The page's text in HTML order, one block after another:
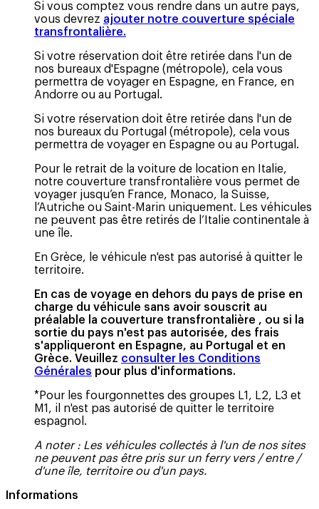
Si vous comptez vous rendre dans un autre pays,
vous devrez ajouter notre couverture spéciale
transfrontalière.
Si votre réservation doit être retirée dans l'un de
nos bureaux d'Espagne (métropole), cela vous
permettra de voyager en Espagne, en France, en
Andorre ou au Portugal.
Si votre réservation doit être retirée dans l'un de
nos bureaux du Portugal (métropole), cela vous
permettra de voyager en Espagne ou au Portugal.
Pour le retrait de la voiture de location en Italie,
notre couverture transfrontalière vous permet de
voyager jusqu’en France, Monaco, la Suisse,
l’Autriche ou Saint-Marin uniquement. Les véhicules
ne peuvent pas être retirés de l’Italie continentale à
une île.
En Grèce, le véhicule n'est pas autorisé à quitter le
territoire.
En cas de voyage en dehors du pays de prise en
charge du véhicule sans avoir souscrit au
préalable la couverture transfrontalière , ou si la
sortie du pays n'est pas autorisée, des frais
s'appliqueront en Espagne, au Portugal et en
Grèce. Veuillez consulter les Conditions
Générales pour plus d'informations.
*Pour les fourgonnettes des groupes L1, L2, L3 et
M1, il n'est pas autorisé de quitter le territoire
espagnol.
A noter : Les véhicules collectés à l'un de nos sites
ne peuvent pas être pris sur un ferry vers / entre /
d'une île, territoire ou d'un pays.
Informations